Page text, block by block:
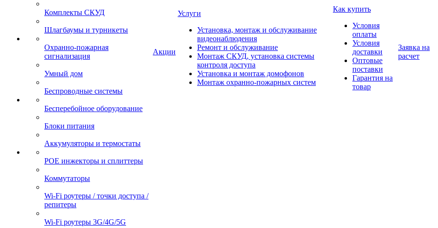
Комплекты СКУД
Шлагбаумы и турникеты
Охранно-пожарная
сигнализация
Умный дом
Беспроводные системы
Бесперебойное оборудование
Блоки питания
Аккумуляторы и термостаты
POE инжекторы и сплиттеры
Коммутаторы
Wi-Fi роутеры / точки доступа /
репитеры
Wi-Fi роутеры 3G/4G/5G
Акции
Услуги
Установка, монтаж и обслуживание
видеонаблюдения
Ремонт и обслуживание
Монтаж СКУД, установка системы
контроля доступа
Установка и монтаж домофонов
Монтаж охранно-пожарных систем
Как купить
Условия
оплаты
Условия
доставки
Оптовые
поставки
Гарантия на
товар
Заявка на
расчет